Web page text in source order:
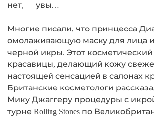
нет, — увы…
Многие писали, что принцесса
омолаживающую маску для лица
черной икры. Этот косметический
красавицы, делающий кожу
настоящей сенсацией в салонах
Британские косметологи
Мику Джаггеру процедуры с
турне Rolling Stones по